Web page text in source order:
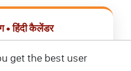
• हिंदी कैलेंडर
get the best user